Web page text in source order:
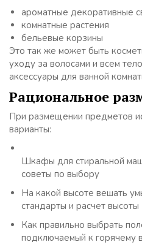
ароматные декоративные
комнатные растения
бельевые корзины
Это так же может быть
уходу за волосами и всем
аксессуары для ванной
Рациональное
При размещении предметов
варианты:
Шкафы для стиральной
советы по выбору
На какой высоте вешать
стандарты и расчет высоты
Как правильно выбрать
подключаемый к горячему